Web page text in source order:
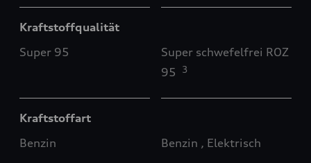
Kraftstoffqualität
Super 95
Super schwefelfrei ROZ
95
3
Kraftstoffart
Benzin
Benzin , Elektrisch